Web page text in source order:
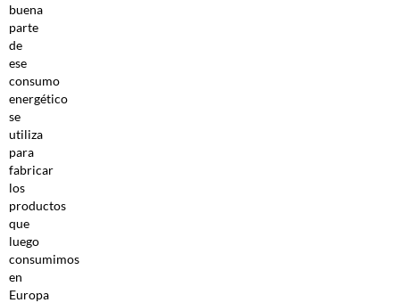
buena
parte
de
ese
consumo
energético
se
utiliza
para
fabricar
los
productos
que
luego
consumimos
en
Europa